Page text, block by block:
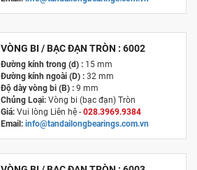
VÒNG BI / BẠC ĐẠN TRÒN : 6002
Đường kính trong (d) :15 mm
Đường kính ngoài (D) :32 mm
Độ dày vòng bi (B) :9 mm
Chủng Loại: Vòng bi (bạc đạn) Tròn
Giá:Vui lòng Liên hệ - 028.3969.9384
Email: info@tandailongbearings.com.vn